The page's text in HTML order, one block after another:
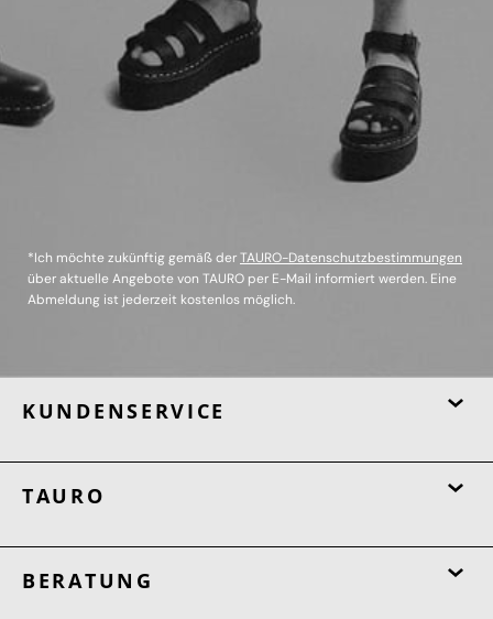
*Ich möchte zukünftig gemäß derTAURO-Datenschutzbestimmungen
über aktuelle Angebote von TAURO per E-Mail informiert werden. Eine
Abmeldung ist jederzeit kostenlos möglich.
KUNDENSERVICE
TAURO
BERATUNG